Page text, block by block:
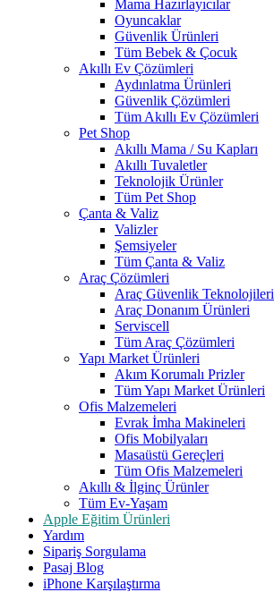
Mama Hazırlayıcılar
Oyuncaklar
Güvenlik Ürünleri
Tüm Bebek & Çocuk
Akıllı Ev Çözümleri
Aydınlatma Ürünleri
Güvenlik Çözümleri
Tüm Akıllı Ev Çözümleri
Pet Shop
Akıllı Mama / Su Kapları
Akıllı Tuvaletler
Teknolojik Ürünler
Tüm Pet Shop
Çanta & Valiz
Valizler
Şemsiyeler
Tüm Çanta & Valiz
Araç Çözümleri
Araç Güvenlik Teknolojileri
Araç Donanım Ürünleri
Serviscell
Tüm Araç Çözümleri
Yapı Market Ürünleri
Akım Korumalı Prizler
Tüm Yapı Market Ürünleri
Ofis Malzemeleri
Evrak İmha Makineleri
Ofis Mobilyaları
Masaüstü Gereçleri
Tüm Ofis Malzemeleri
Akıllı & İlginç Ürünler
Tüm Ev-Yaşam
Apple Eğitim Ürünleri
Yardım
Sipariş Sorgulama
Pasaj Blog
iPhone Karşılaştırma